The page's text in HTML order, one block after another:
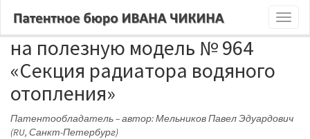
Патент Республики Казахстан
на полезную модель № 964
«Секция радиатора водяного
отопления»
Патентообладатель – автор: Мельников Павел Эдуардович
(RU, Санкт-Петербург)